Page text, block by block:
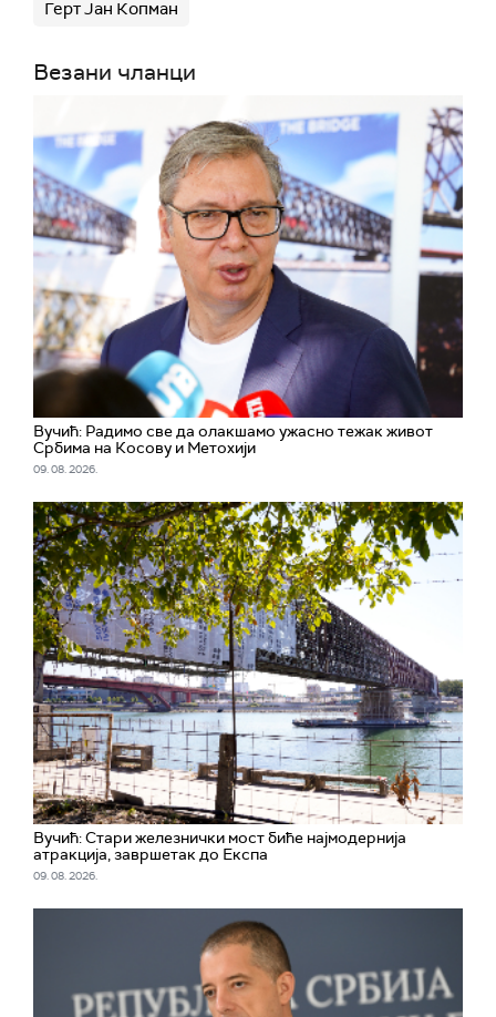
Герт Јан Копман
Везани чланци
Вучић: Радимо све да олакшамо ужасно тежак живот
Србима на Косову и Метохији
09. 08. 2026.
Вучић: Стари железнички мост биће најмодернија
атракција, завршетак до Експа
09. 08. 2026.